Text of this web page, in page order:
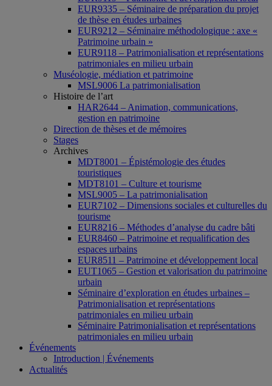
EUR9335 – Séminaire de préparation du projet
de thèse en études urbaines
EUR9212 – Séminaire méthodologique : axe «
Patrimoine urbain »
EUR9118 – Patrimonialisation et représentations
patrimoniales en milieu urbain
Muséologie, médiation et patrimoine
MSL9006 La patrimonialisation
Histoire de l’art
HAR2644 – Animation, communications,
gestion en patrimoine
Direction de thèses et de mémoires
Stages
Archives
MDT8001 – Épistémologie des études
touristiques
MDT8101 – Culture et tourisme
MSL9005 – La patrimonialisation
EUR7102 – Dimensions sociales et culturelles du
tourisme
EUR8216 – Méthodes d’analyse du cadre bâti
EUR8460 – Patrimoine et requalification des
espaces urbains
EUR8511 – Patrimoine et développement local
EUT1065 – Gestion et valorisation du patrimoine
urbain
Séminaire d’exploration en études urbaines –
Patrimonialisation et représentations
patrimoniales en milieu urbain
Séminaire Patrimonialisation et représentations
patrimoniales en milieu urbain
Événements
Introduction | Événements
Actualités